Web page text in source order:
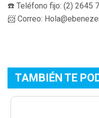
☎️ Teléfono fijo: (2) 2645
📨 Correo:
TAMBIÉN TE